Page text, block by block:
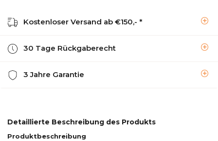
Kostenloser Versand ab €150,- *
30 Tage Rückgaberecht
3 Jahre Garantie
Detaillierte Beschreibung des Produkts
Produktbeschreibung